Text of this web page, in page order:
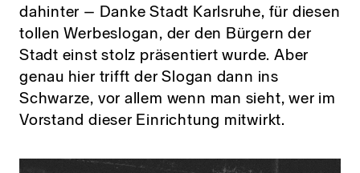
dahinter – Danke Stadt Karlsruhe, für diesen
tollen Werbeslogan, der den Bürgern der
Stadt einst stolz präsentiert wurde. Aber
genau hier trifft der Slogan dann ins
Schwarze, vor allem wenn man sieht, wer im
Vorstand dieser Einrichtung mitwirkt.